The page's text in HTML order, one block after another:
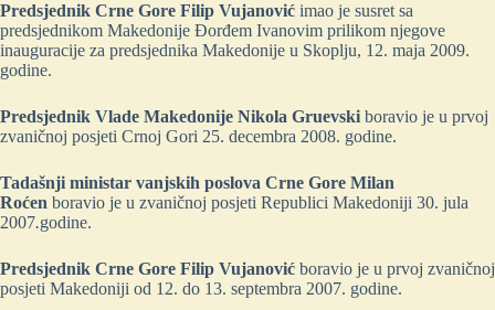
Predsjednik Crne Gore Filip Vujanović imao je susret sa
predsjednikom Makedonije Đorđem Ivanovim prilikom njegove
inauguracije za predsjednika Makedonije u Skoplju, 12. maja 2009.
godine.
Predsjednik Vlade Makedonije Nikola Gruevski boravio je u prvoj
zvaničnoj posjeti Crnoj Gori 25. decembra 2008. godine.
Tadašnji ministar vanjskih poslova Crne Gore Milan
Roćen boravio je u zvaničnoj posjeti Republici Makedoniji 30. jula
2007.godine.
Predsjednik Crne Gore Filip Vujanović boravio je u prvoj zvaničnoj
posjeti Makedoniji od 12. do 13. septembra 2007. godine.